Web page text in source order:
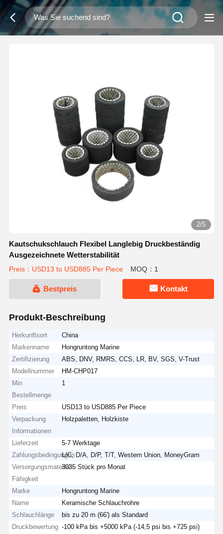
2/5
Kautschukschlauch Flexibel Langlebig Druckbeständig
Ausgezeichnete Wetterstabilität
Preis：USD13 to USD885 Per Piece MOQ：1
Bestpreis Kontakt
Produkt-Beschreibung
Herkunftsort
China
Markenname
Hongruntong Marine
Zertifizierung
ABS, DNV, RMRS, CCS, LR, BV, SGS, V-Trust
Modellnummer
HM-CHP017
Min
Bestellmenge
1
Preis
USD13 to USD885 Per Piece
Verpackung
Informationen
Holzpaletten, Holzkiste
Lieferzeit
5-7 Werktage
ZahlungsbedingungenL/C, D/A, D/P, T/T, Western Union, MoneyGram
Versorgungsmaterial-
Fähigkeit
3035 Stück pro Monat
Marke
Hongruntong Marine
Name
Keramische Schlauchrohre
Schlauchlänge
bis zu 20 m (66') als Standard
Druckbewertung -100 kPa bis +5000 kPa (-14,5 psi bis +725 psi)